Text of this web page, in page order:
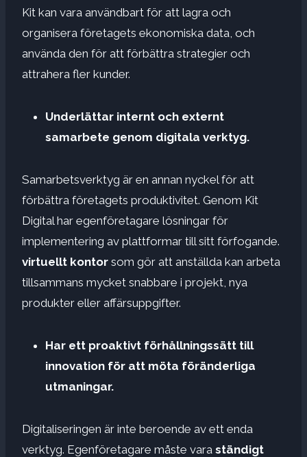
Kit kan vara användbart för att lagra och
organisera företagets ekonomiska data, och
använda den för att förbättra strategier och
attrahera fler kunder.
Underlättar internt och externt
samarbete genom digitala verktyg.
Samarbetsverktyg är en annan nyckel för att
förbättra företagets produktivitet. Genom Kit
Digital har egenföretagare lösningar för
implementering av plattformar till sitt förfogande.
virtuellt kontor som gör att anställda kan arbeta
tillsammans mycket snabbare i projekt, nya
produkter eller affärsuppgifter.
Har ett proaktivt förhållningssätt till
innovation för att möta föränderliga
utmaningar.
Digitaliseringen är inte beroende av ett enda
verktyg. Egenföretagare måste vara ständigt